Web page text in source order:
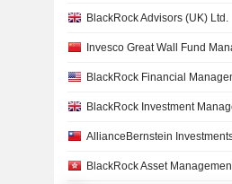
BlackRock Advisors (UK) Ltd.
Invesco Great Wall Fund
BlackRock Financial
BlackRock Investment
AllianceBernstein
BlackRock Asset